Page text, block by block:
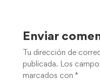
Enviar
Tu dirección de
publicada.
Los
marcados con *